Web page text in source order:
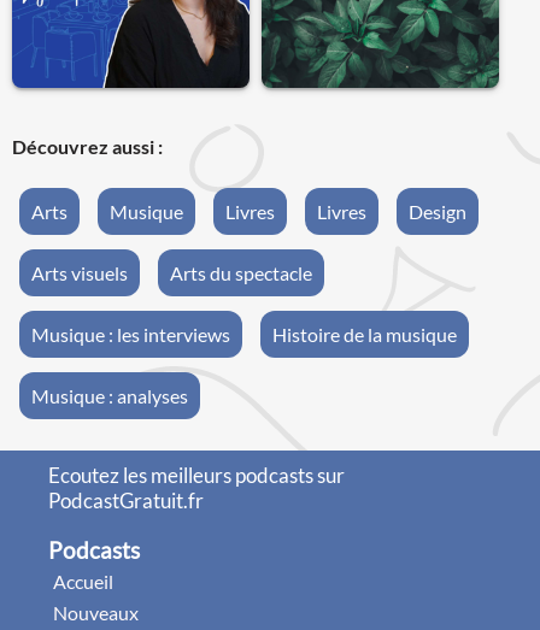
Découvrez aussi :
Arts Musique Livres Livres Design
Arts visuels Arts du spectacle
Musique : les interviews Histoire de la musique
Musique : analyses
Ecoutez les meilleurs podcasts sur
PodcastGratuit.fr
Podcasts
Accueil
Nouveaux